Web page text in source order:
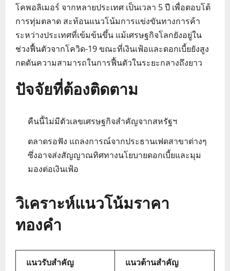
โคพอลิเมอร์ จากหลายประเทศ เป็นเวลา 5 ปี เพื่อตอบโต้
การทุ่มตลาด สะท้อนแนวโน้มการแข่งขันทางการค้า
ระหว่างประเทศที่เข้มข้นขึ้น แม้เศรษฐกิจโลกยังอยู่ใน
ช่วงฟื้นตัวจากโควิด-19 ขณะที่เงินเฟ้อและดอกเบี้ยยังสูง
กดดันความสามารถในการฟื้นตัวในระยะกลางถึงยาว
ปัจจัยที่ต้องติดตาม
คืนนี้ไม่มีตัวเลขเศรษฐกิจสำคัญจากสหรัฐฯ
ตลาดรอฟัง แถลงการณ์จากประธานเฟดสาขาต่างๆ
ซึ่งอาจส่งสัญญาณทิศทางนโยบายดอกเบี้ยและมุม
มองต่อเงินเฟ้อ
วิเคราะห์แนวโน้มราคา
ทองคำ
แนวรับสำคัญ แนวต้านสำคัญ